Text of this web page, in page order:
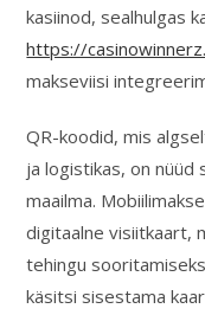
kasiinod, sealhulgas
https://
makseviisi
QR-koodid, mis
ja logistikas, on nüüd
maailma.
digitaalne visiitkaart,
tehingu
käsitsi sisestama